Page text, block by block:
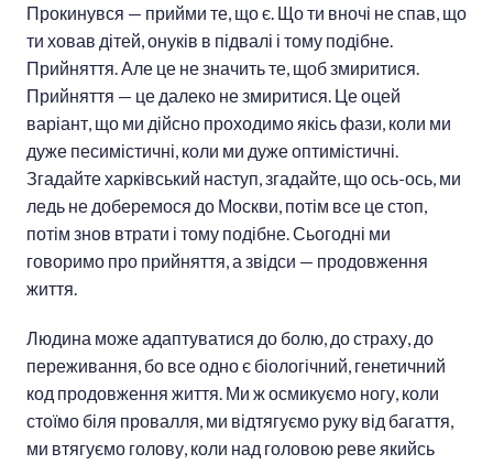
Прокинувся — прийми те, що є. Що ти вночі не спав, що
ти ховав дітей, онуків в підвалі і тому подібне.
Прийняття. Але це не значить те, щоб змиритися.
Прийняття — це далеко не змиритися. Це оцей
варіант, що ми дійсно проходимо якісь фази, коли ми
дуже песимістичні, коли ми дуже оптимістичні.
Згадайте харківський наступ, згадайте, що ось-ось, ми
ледь не доберемося до Москви, потім все це стоп,
потім знов втрати і тому подібне. Сьогодні ми
говоримо про прийняття, а звідси — продовження
життя.
Людина може адаптуватися до болю, до страху, до
переживання, бо все одно є біологічний, генетичний
код продовження життя. Ми ж осмикуємо ногу, коли
стоїмо біля провалля, ми відтягуємо руку від багаття,
ми втягуємо голову, коли над головою реве якийсь